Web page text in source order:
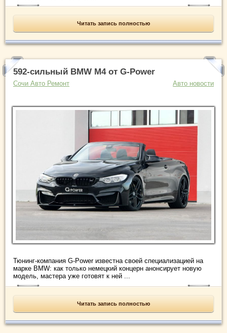
Читать запись полностью
592-сильный BMW M4 от G-Power
Сочи Авто Ремонт Авто новости
Тюнинг-компания G-Power известна своей специализацией на
марке BMW: как только немецкий концерн анонсирует новую
модель, мастера уже готовят к ней ...
Читать запись полностью